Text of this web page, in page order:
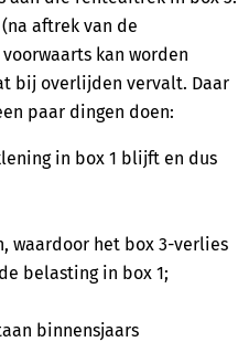
aftrek van de
kan worden
bij overlijden vervalt. Daar
paar dingen doen:
in box 1 blijft en dus
waardoor het box 3-verlies
belasting in box 1;
binnensjaars